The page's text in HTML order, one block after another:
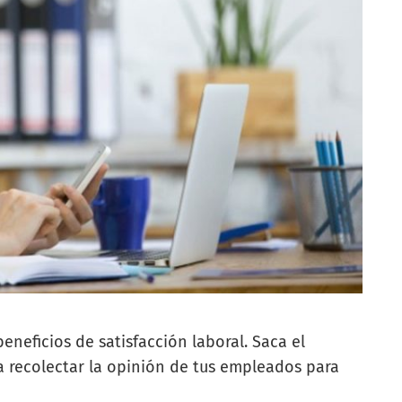
de satisfacción laboral. Saca el
recolectar la opinión de tus empleados para